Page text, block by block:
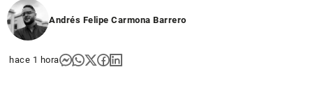
Andrés Felipe Carmona Barrero
hace 1 hora